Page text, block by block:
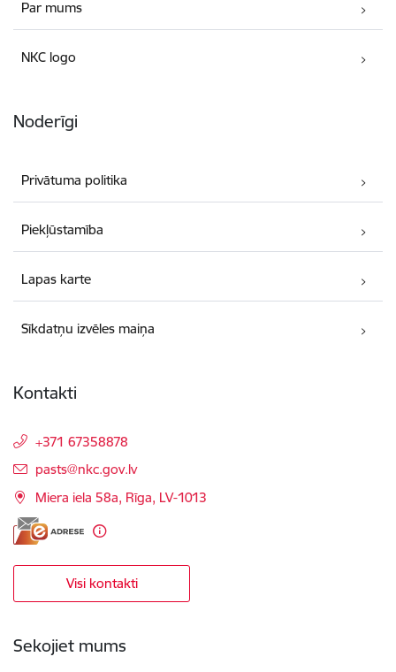
Par mums
NKC logo
Noderīgi
Privātuma politika
Piekļūstamība
Lapas karte
Sīkdatņu izvēles maiņa
Kontakti
+371 67358878
E-pasts:
pasts@nkc.gov.lv
Miera iela 58a, Rīga, LV-1013
Visi kontakti
Sekojiet mums